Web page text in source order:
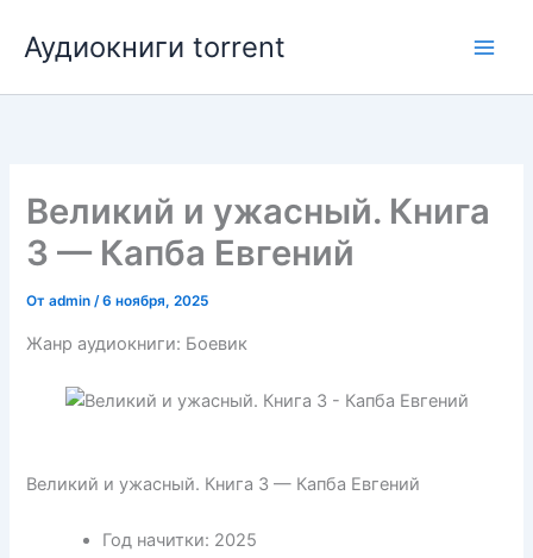
содержимому
Аудиокниги torrent
Великий и ужасный. Книга
3 — Капба Евгений
Отadmin/6 ноября, 2025
Жанр аудиокниги: Боевик
Великий и ужасный. Книга 3 — Капба Евгений
Год начитки: 2025